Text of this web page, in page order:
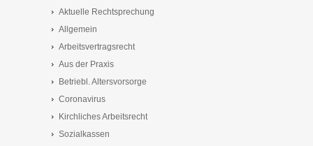
Aktuelle Rechtsprechung
Allgemein
Arbeitsvertragsrecht
Aus der Praxis
Betriebl. Altersvorsorge
Coronavirus
Kirchliches Arbeitsrecht
Sozialkassen